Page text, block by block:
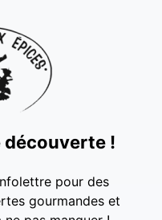
découverte !
pour des
gourmandes et